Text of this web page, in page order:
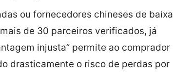
ou fornecedores chineses de baixa
de 30 parceiros verificados, já
injusta” permite ao comprador
drasticamente o risco de perdas por